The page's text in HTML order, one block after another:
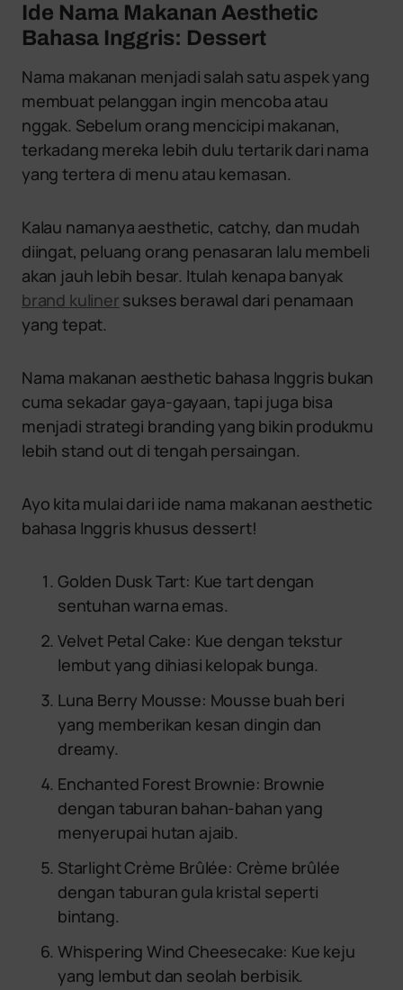
Ide Nama Makanan Aesthetic
Bahasa Inggris: Dessert
Nama makanan menjadi salah satu aspek yang
membuat pelanggan ingin mencoba atau
nggak. Sebelum orang mencicipi makanan,
terkadang mereka lebih dulu tertarik dari nama
yang tertera di menu atau kemasan.
Kalau namanya aesthetic, catchy, dan mudah
diingat, peluang orang penasaran lalu membeli
akan jauh lebih besar. Itulah kenapa banyak
brand kuliner sukses berawal dari penamaan
yang tepat.
Nama makanan aesthetic bahasa Inggris bukan
cuma sekadar gaya-gayaan, tapi juga bisa
menjadi strategi branding yang bikin produkmu
lebih stand out di tengah persaingan.
Ayo kita mulai dari ide nama makanan aesthetic
bahasa Inggris khusus dessert!
Golden Dusk Tart: Kue tart dengan
sentuhan warna emas.
Velvet Petal Cake: Kue dengan tekstur
lembut yang dihiasi kelopak bunga.
Luna Berry Mousse: Mousse buah beri
yang memberikan kesan dingin dan
dreamy.
Enchanted Forest Brownie: Brownie
dengan taburan bahan-bahan yang
menyerupai hutan ajaib.
Starlight Crème Brûlée: Crème brûlée
dengan taburan gula kristal seperti
bintang.
Whispering Wind Cheesecake: Kue keju
yang lembut dan seolah berbisik.